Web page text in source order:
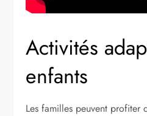
Activités
enfants
Les familles peuvent profiter